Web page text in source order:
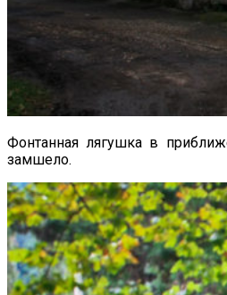
Фонтанная лягушка в
замшело.